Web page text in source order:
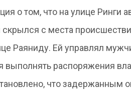
о том, что на улице Ринги
скрылся с места
Раяниду. Ей управлял
выполнять распоряжения
что задержанным